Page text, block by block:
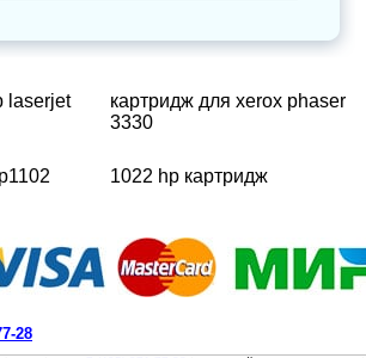
laserjet
картридж для xerox phaser
3330
1022 hp картридж
28